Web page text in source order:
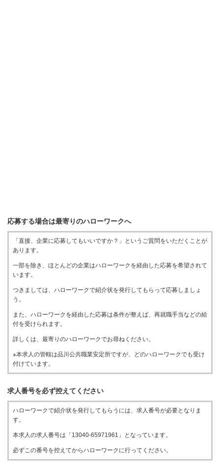
応募する場合は最寄りのハローワークへ
「直接、企業に応募してもいいですか？」というご質問をいただくことが
あります。
一部を除き、ほとんどの企業はハローワークを経由した応募を希望されて
います。
つきましては、ハローワークで紹介状を発行してもらって応募しましょ
う。
また、ハローワークを経由した応募は条件が整えば、再就職手当などの給
付を受けられます。
詳しくは、最寄りのハローワークでお尋ねください。
※本求人の管轄は品川公共職業安定所ですが、どのハローワークでも受け
付けています。
求人番号を必ず控えてください
ハローワークで紹介状を発行してもらうには、求人番号が必要となりま
す。
本求人の求人番号は「13040-65971961」となっています。
必ずこの番号を控えてからハローワークに行ってください。